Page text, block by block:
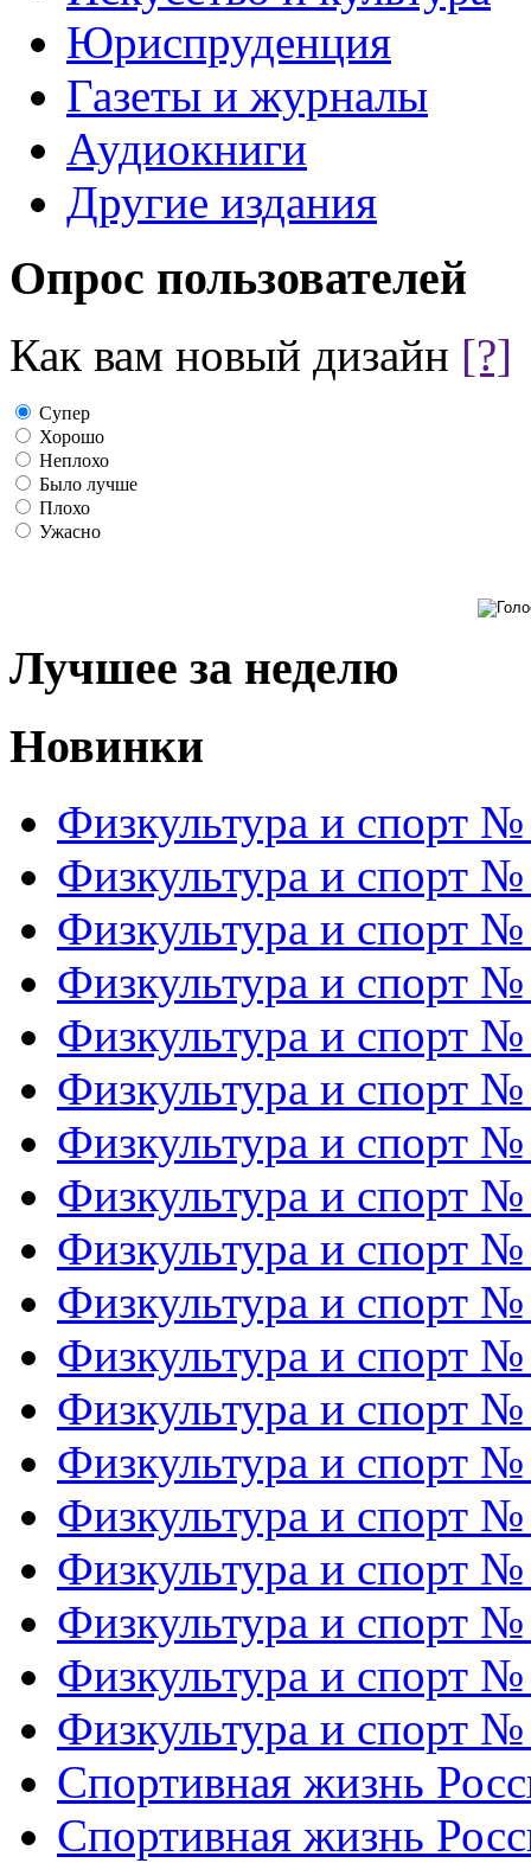
Юриспруденция
Газеты и журналы
Аудиокниги
Другие издания
Опрос пользователей
Как вам новый дизайн [?]
Супер
Хорошо
Неплохо
Было лучше
Плохо
Ужасно
Лучшее за неделю
Новинки
Физкультура и спорт
Физкультура и спорт
Физкультура и спорт
Физкультура и спорт
Физкультура и спорт
Физкультура и спорт
Физкультура и спорт
Физкультура и спорт
Физкультура и спорт
Физкультура и спорт
Физкультура и спорт
Физкультура и спорт
Физкультура и спорт
Физкультура и спорт
Физкультура и спорт
Физкультура и спорт
Физкультура и спорт
Физкультура и спорт
Спортивная жизнь
Спортивная жизнь